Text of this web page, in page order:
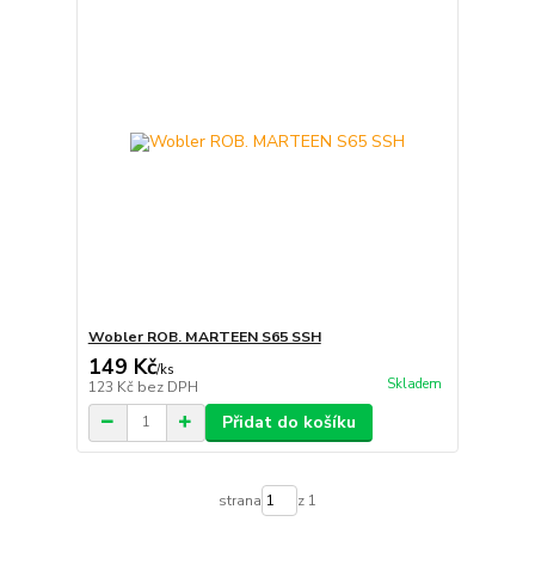
Wobler ROB. MARTEEN S65 SSH
149 Kč/ks
123 Kč bez DPH Skladem
Přidat do košíku
strana z 1